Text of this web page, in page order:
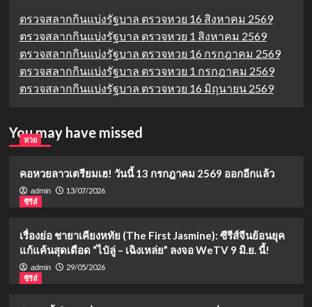
ตรวจสลากกินแบ่งรัฐบาล ตรวจหวย 16 สิงหาคม 2569
ตรวจสลากกินแบ่งรัฐบาล ตรวจหวย 1 สิงหาคม 2569
ตรวจสลากกินแบ่งรัฐบาล ตรวจหวย 16 กรกฎาคม 2569
ตรวจสลากกินแบ่งรัฐบาล ตรวจหวย 1 กรกฎาคม 2569
ตรวจสลากกินแบ่งรัฐบาล ตรวจหวย 16 มิถุนายน 2569
You may have missed
หวย
คอหวยลาวเตรียมเฮ! วันนี้ 13 กรกฎาคม 2569 ออกอีกแล้ว
admin
13/07/2026
ซีรีส์
เรื่องย่อ ชายาเคียงหทัย (The First Jasmine): ซีรีส์จีนย้อนยุค
แก้แค้นสุดเดือด “ไป๋ลู่ – เฉิงเหล่ย” ลงจอ WeTV 9 มิ.ย. นี้!
admin
29/05/2026
ซีรีส์